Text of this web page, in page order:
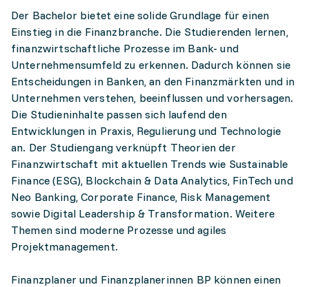
Der Bachelor bietet eine solide Grundlage für einen
Einstieg in die Finanzbranche. Die Studierenden lernen,
finanzwirtschaftliche Prozesse im Bank- und
Unternehmensumfeld zu erkennen. Dadurch können sie
Entscheidungen in Banken, an den Finanzmärkten und in
Unternehmen verstehen, beeinflussen und vorhersagen.
Die Studieninhalte passen sich laufend den
Entwicklungen in Praxis, Regulierung und Technologie
an. Der Studiengang verknüpft Theorien der
Finanzwirtschaft mit aktuellen Trends wie Sustainable
Finance (ESG), Blockchain & Data Analytics, FinTech und
Neo Banking, Corporate Finance, Risk Management
sowie Digital Leadership & Transformation. Weitere
Themen sind moderne Prozesse und agiles
Projektmanagement.
Finanzplaner und Finanzplanerinnen BP können einen